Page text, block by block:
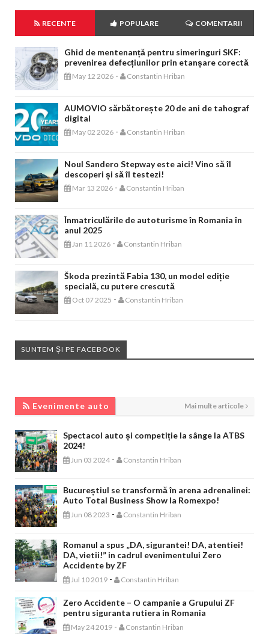
RECENTE POPULARE COMENTARII
Ghid de mentenanță pentru simeringuri SKF:
prevenirea defecțiunilor prin etanșare corectă
May 12 2026 - Constantin Hriban
AUMOVIO sărbătorește 20 de ani de tahograf
digital
May 02 2026 - Constantin Hriban
Noul Sandero Stepway este aici! Vino să îl
descoperi și să îl testezi!
Mar 13 2026 - Constantin Hriban
Înmatriculările de autoturisme în Romania în
anul 2025
Jan 11 2026 - Constantin Hriban
Škoda prezintă Fabia 130, un model ediție
specială, cu putere crescută
Oct 07 2025 - Constantin Hriban
SUNTEM ȘI PE FACEBOOK
Evenimente auto Mai multe articole
Spectacol auto și competiție la sânge la ATBS
2024!
Jun 03 2024 - Constantin Hriban
Bucureștiul se transformă în arena adrenalinei:
Auto Total Business Show la Romexpo!
Jun 08 2023 - Constantin Hriban
Romanul a spus „DA, sigurantei! DA, atentiei!
DA, vietii!” in cadrul evenimentului Zero
Accidente by ZF
Jul 10 2019 - Constantin Hriban
Zero Accidente – O campanie a Grupului ZF
pentru siguranta rutiera in Romania
May 24 2019 - Constantin Hriban